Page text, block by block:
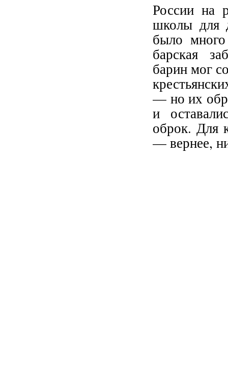
России на
школы для
было
барская
барин мог
— но их
и
оброк. Для
— вернее,